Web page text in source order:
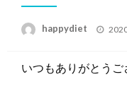
happydiet
投
いつもありがとうご